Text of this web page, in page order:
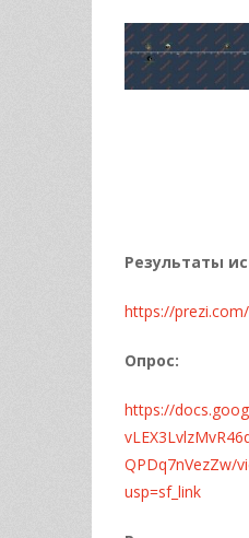
Результаты
https://
Опрос:
https://
QPDq7nVezZw/
usp=sf_link